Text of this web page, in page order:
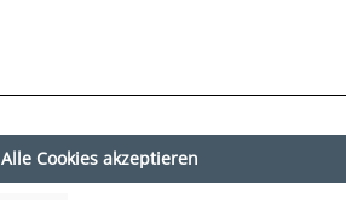
Alle Cookies akzeptieren